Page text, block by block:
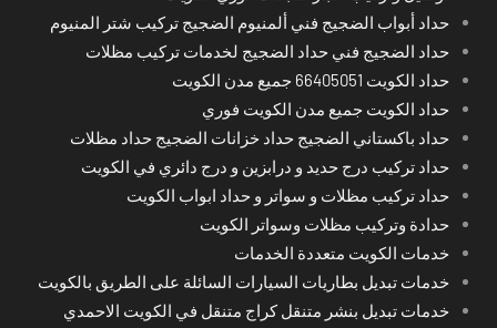
حداد أبواب الضجيج فني ألمنيوم الضجيج تركيب شتر المنيوم
حداد الضجيج فني حداد الضجيج لخدمات تركيب مظلات
حداد الكويت 66405051 جميع مدن الكويت
حداد الكويت جميع مدن الكويت فوري
حداد باكستاني الضجيج حداد خزانات الضجيج حداد مظلات
حداد تركيب درج حديد و درابزين و درج دائري في الكويت
حداد تركيب مظلات و سواتر و حداد ابواب الكويت
حدادة وتركيب مظلات وسواتر الكويت
خدمات الكويت متعددة الخدمات
خدمات تبديل بطاريات السيارات السائلة على الطريق بالكويت
خدمات تبديل بنشر متنقل كراج متنقل في الكويت الاحمدي